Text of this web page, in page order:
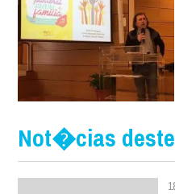
Not�cias